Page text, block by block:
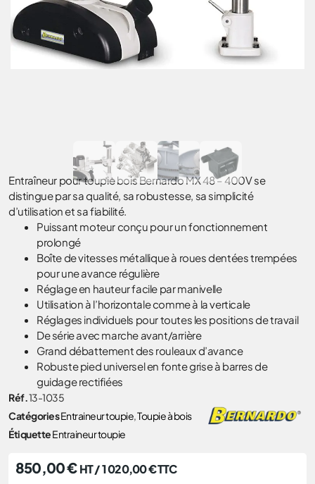
Entraîneur pour toupie bois Bernardo MX 48 – 400V se
distingue par sa qualité, sa robustesse, sa simplicité
d’utilisation et sa fiabilité.
Puissant moteur conçu pour un fonctionnement
prolongé
Boîte de vitesses métallique à roues dentées trempées
pour une avance régulière
Réglage en hauteur facile par manivelle
Utilisation à l’horizontale comme à la verticale
Réglages individuels pour toutes les positions de travail
De série avec marche avant/arrière
Grand débattement des rouleaux d’avance
Robuste pied universel en fonte grise à barres de
guidage rectifiées
Réf.13-1035
CatégoriesEntraineur toupie,Toupie à bois
ÉtiquetteEntraineur toupie
850,00€ HT /1 020,00€TTC